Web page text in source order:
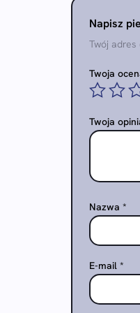
Napisz
Twój
Twoja
Twoja
Nazwa *
E-mail *